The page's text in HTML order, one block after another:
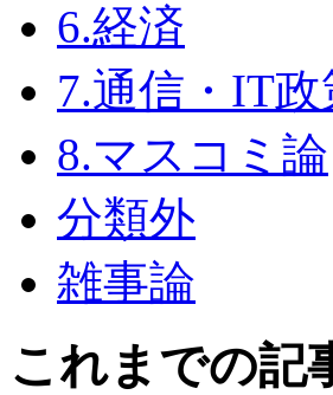
6.経済
7.通信・IT政
8.マスコミ論
分類外
雑事論
これまでの記